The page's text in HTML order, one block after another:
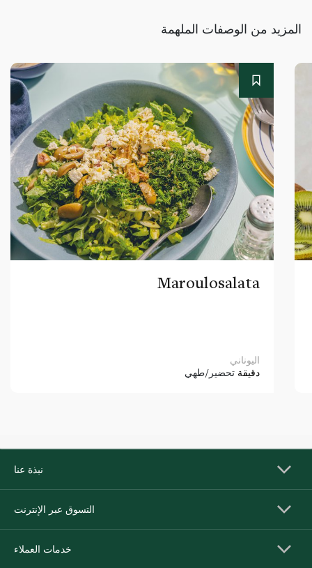
المزيد من الوصفات الملهمة
Maroulosalata
اليوناني
دقيقة تحضير/طهي
نبذة عنا
التسوق عبر الإنترنت
خدمات العملاء